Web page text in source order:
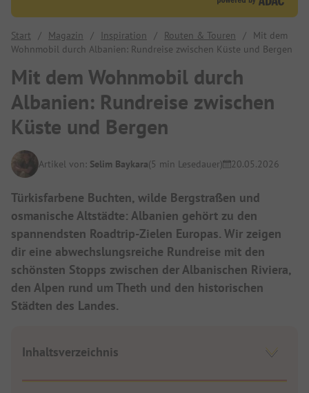
Start / Magazin / Inspiration / Routen & Touren /
Mit dem
Wohnmobil durch Albanien: Rundreise zwischen Küste und Bergen
Mit dem Wohnmobil durch
Albanien: Rundreise zwischen
Küste und Bergen
Artikel von: Selim Baykara(5 min Lesedauer) 20.05.2026
Türkisfarbene Buchten, wilde Bergstraßen und
osmanische Altstädte: Albanien gehört zu den
spannendsten Roadtrip-Zielen Europas. Wir zeigen
dir eine abwechslungsreiche Rundreise mit den
schönsten Stopps zwischen der Albanischen Riviera,
den Alpen rund um Theth und den historischen
Städten des Landes.
Inhaltsverzeichnis